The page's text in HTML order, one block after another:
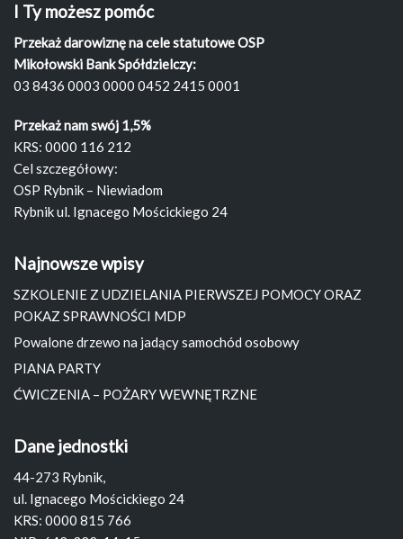
I Ty możesz pomóc
Przekaż darowiznę na cele statutowe OSP
Mikołowski Bank Spółdzielczy:
03 8436 0003 0000 0452 2415 0001
Przekaż nam swój 1,5%
KRS: 0000 116 212
Cel szczegółowy:
OSP Rybnik – Niewiadom
Rybnik ul. Ignacego Mościckiego 24
Najnowsze wpisy
SZKOLENIE Z UDZIELANIA PIERWSZEJ POMOCY ORAZ
POKAZ SPRAWNOŚCI MDP
Powalone drzewo na jadący samochód osobowy
PIANA PARTY
ĆWICZENIA – POŻARY WEWNĘTRZNE
Dane jednostki
44-273 Rybnik,
ul. Ignacego Mościckiego 24
KRS: 0000 815 766